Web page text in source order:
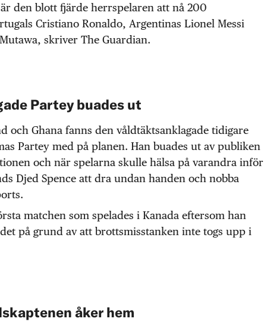
den blott fjärde herrspelaren att nå 200
Cristiano Ronaldo, Argentinas Lionel Messi
skriver The Guardian.
Partey buades ut
och Ghana fanns den våldtäktsanklagade tidigare
Partey med på planen. Han buades ut av publiken
och när spelarna skulle hälsa på varandra inför
Djed Spence att dra undan handen och nobba
matchen som spelades i Kanada eftersom han
på grund av att brottsmisstanken inte togs upp i
åker hem